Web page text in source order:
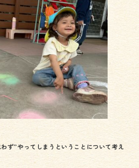
ず”やってしまうということについて考え